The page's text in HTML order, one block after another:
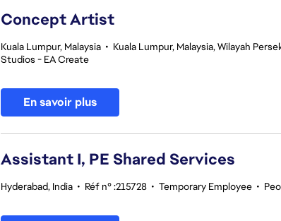
Concept Artist
Kuala Lumpur, Malaysia • Kuala Lumpur, Malaysia, Wilayah
Studios - EA Create
En savoir plus
Assistant I, PE Shared Services
Hyderabad, India • Réf n° :215728 • Temporary Employee •